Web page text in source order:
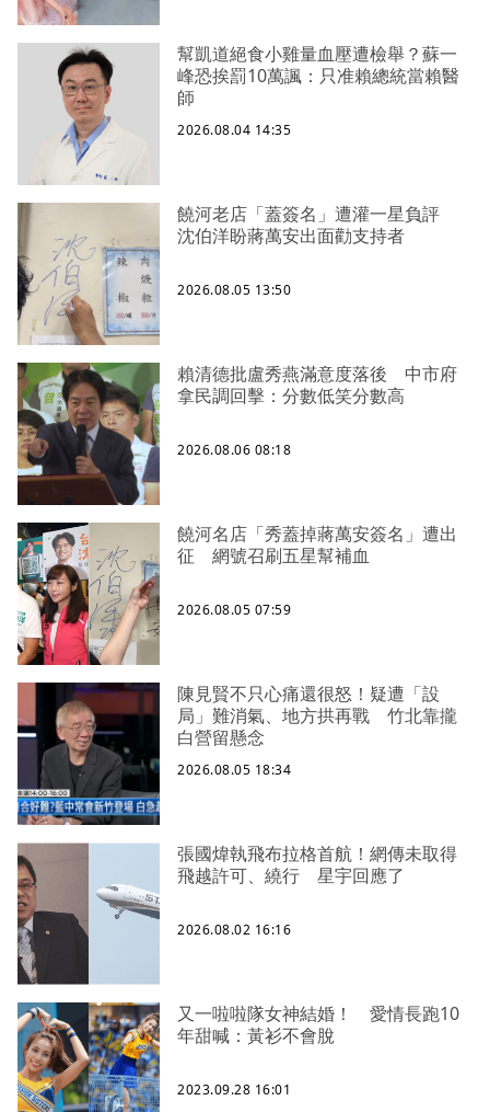
幫凱道絕食小雞量血壓遭檢舉？蘇一
峰恐挨罰10萬諷：只准賴總統當賴醫
師
2026.08.04 14:35
饒河老店「蓋簽名」遭灌一星負評
沈伯洋盼蔣萬安出面勸支持者
2026.08.05 13:50
賴清德批盧秀燕滿意度落後 中市府
拿民調回擊：分數低笑分數高
2026.08.06 08:18
饒河名店「秀蓋掉蔣萬安簽名」遭出
征 網號召刷五星幫補血
2026.08.05 07:59
陳見賢不只心痛還很怒！疑遭「設
局」難消氣、地方拱再戰 竹北靠攏
白營留懸念
2026.08.05 18:34
張國煒執飛布拉格首航！網傳未取得
飛越許可、繞行 星宇回應了
2026.08.02 16:16
又一啦啦隊女神結婚！ 愛情長跑10
年甜喊：黃衫不會脫
2023.09.28 16:01